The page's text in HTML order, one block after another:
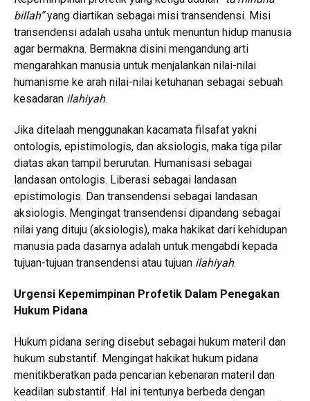
billah”yang diartikan sebagai misi transendensi. Misi
transendensi adalah usaha untuk menuntun hidup manusia
agar bermakna. Bermakna disini mengandung arti
mengarahkan manusia untuk menjalankan nilai-nilai
humanisme ke arah nilai-nilai ketuhanan sebagai sebuah
kesadaran ilahiyah.
Jika ditelaah menggunakan kacamata filsafat yakni
ontologis, epistimologis, dan aksiologis, maka tiga pilar
diatas akan tampil berurutan. Humanisasi sebagai
landasan ontologis. Liberasi sebagai landasan
epistimologis. Dan transendensi sebagai landasan
aksiologis. Mengingat transendensi dipandang sebagai
nilai yang dituju (aksiologis), maka hakikat dari kehidupan
manusia pada dasarnya adalah untuk mengabdi kepada
tujuan-tujuan transendensi atau tujuan ilahiyah.
Urgensi Kepemimpinan Profetik Dalam Penegakan
Hukum Pidana
Hukum pidana sering disebut sebagai hukum materil dan
hukum substantif. Mengingat hakikat hukum pidana
menitikberatkan pada pencarian kebenaran materil dan
keadilan substantif. Hal ini tentunya berbeda dengan